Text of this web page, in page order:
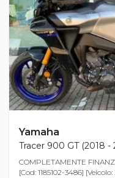
Yamaha
Tracer 900 GT (2018 -
COMPLETAMENTE
[Cod: 1185102-3486] [Veicolo: